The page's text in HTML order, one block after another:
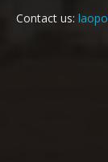
Contact us: